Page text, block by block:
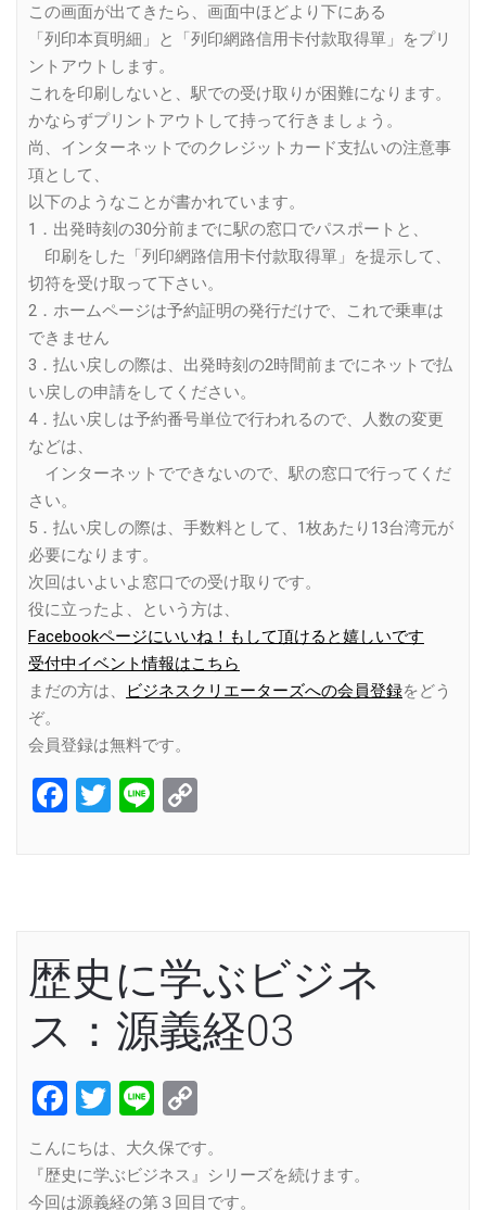
この画面が出てきたら、画面中ほどより下にある
「列印本頁明細」と「列印網路信用卡付款取得單」をプリ
ントアウトします。
これを印刷しないと、駅での受け取りが困難になります。
かならずプリントアウトして持って行きましょう。
尚、インターネットでのクレジットカード支払いの注意事
項として、
以下のようなことが書かれています。
1．出発時刻の30分前までに駅の窓口でパスポートと、
印刷をした「列印網路信用卡付款取得單」を提示して、
切符を受け取って下さい。
2．ホームページは予約証明の発行だけで、これで乗車は
できません
3．払い戻しの際は、出発時刻の2時間前までにネットで払
い戻しの申請をしてください。
4．払い戻しは予約番号単位で行われるので、人数の変更
などは、
インターネットでできないので、駅の窓口で行ってくだ
さい。
5．払い戻しの際は、手数料として、1枚あたり13台湾元が
必要になります。
次回はいよいよ窓口での受け取りです。
役に立ったよ、という方は、
Facebookページにいいね！もして頂けると嬉しいです
受付中イベント情報はこちら
まだの方は、
ビジネスクリエーターズへの会員登録をどう
ぞ。
会員登録は無料です。
Facebook
Twitter
Line
歴史に学ぶビジネ
ス：源義経03
Facebook
Twitter
Line
Link
こんにちは、大久保です。
『歴史に学ぶビジネス』シリーズを続けます。
今回は源義経の第３回目です。